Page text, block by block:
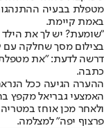
מטפלת בבעיה
באמת קיימת.
"שומעת? יש לך את
דרשה לדעת: "את מטפלת
כתבה.
ההערה הגיעה ככל
האמצעי גבריאל מקפץ
ולאחר מכן אוחז
פרצוף יפה" למצלמה.